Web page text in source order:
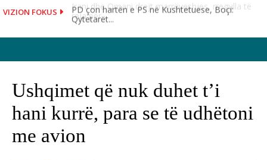
VIZION FOKUS
PD çon hartën e PS në Kushtetuese, Boçi:
Qytetarët...
Ushqimet që nuk duhet t’i
hani kurrë, para se të udhëtoni
me avion